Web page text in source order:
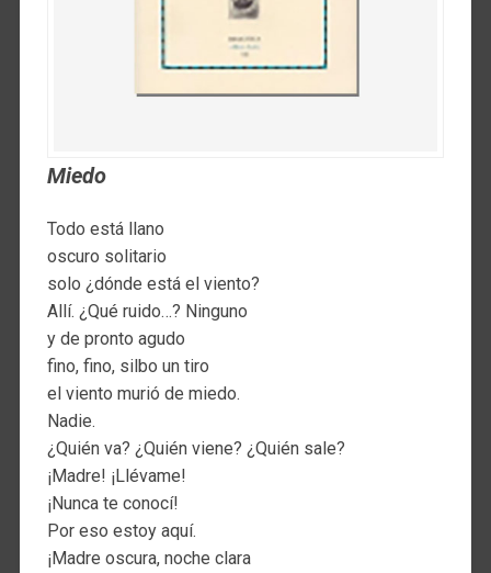
Miedo
Todo está llano
oscuro solitario
solo ¿dónde está el viento?
Allí. ¿Qué ruido…? Ninguno
y de pronto agudo
fino, fino, silbo un tiro
el viento murió de miedo.
Nadie.
¿Quién va? ¿Quién viene? ¿Quién sale?
¡Madre! ¡Llévame!
¡Nunca te conocí!
Por eso estoy aquí.
¡Madre oscura, noche clara